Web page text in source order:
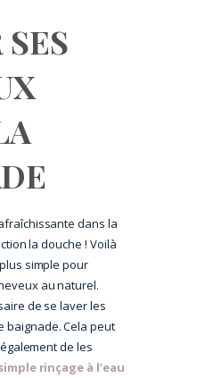
dans la
la douche ! Voilà
simple pour
au naturel.
de se laver les
baignade. Cela peut
de les
rinçage à l’eau